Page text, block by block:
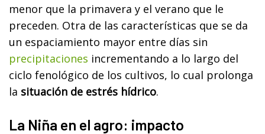
menor que la primavera y el verano que le
preceden. Otra de las características que se da
un espaciamiento mayor entre días sin
precipitaciones incrementando a lo largo del
ciclo fenológico de los cultivos, lo cual prolonga
la situación de estrés hídrico.
La Niña en el agro: impacto